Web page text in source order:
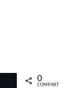
0
COMPARTIR